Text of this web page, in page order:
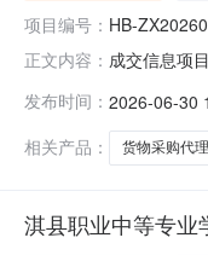
项目编号： HB-
正文内容： 成交信息项
公司中选金
发布时间： 2026-06-30
相关产品：
货物采购代理
淇县职业中等专业